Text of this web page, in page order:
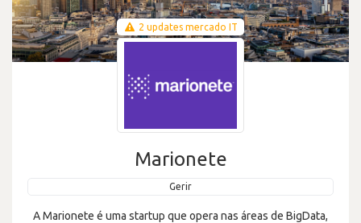
2 updates mercado IT
Marionete
Gerir
A Marionete é uma startup que opera nas áreas de BigData,